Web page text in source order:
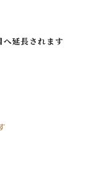
延長されます